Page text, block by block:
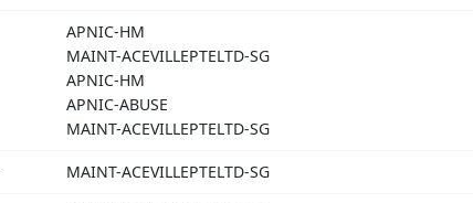
APNIC-HM
MAINT-ACEVILLEPTELTD-SG
APNIC-HM
APNIC-ABUSE
MAINT-ACEVILLEPTELTD-SG
MAINT-ACEVILLEPTELTD-SG